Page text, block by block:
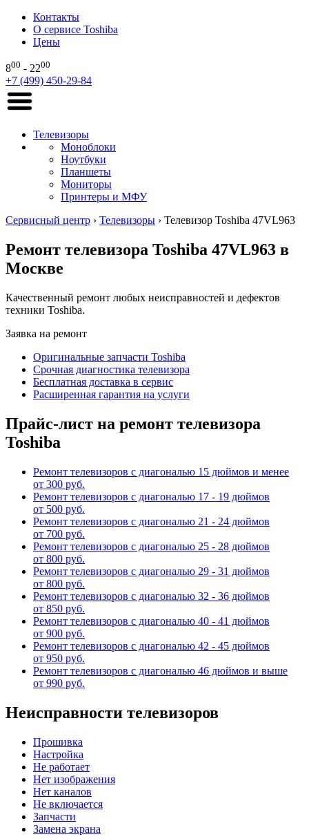
Контакты
О сервисе Toshiba
Цены
800 - 2200
+7 (499) 450-29-84
Телевизоры
Моноблоки
Ноутбуки
Планшеты
Мониторы
Принтеры и МФУ
Сервисный центр › Телевизоры › Телевизор Toshiba 47VL963
Ремонт телевизора Toshiba 47VL963 в
Москве
Качественный ремонт любых неисправностей и дефектов
техники Toshiba.
Заявка на ремонт
Оригинальные запчасти Toshiba
Срочная диагностика телевизора
Бесплатная доставка в сервис
Расширенная гарантия на услуги
Прайс-лист на ремонт телевизора
Toshiba
Ремонт телевизоров с диагональю 15 дюймов и менее
от 300 руб.
Ремонт телевизоров с диагональю 17 - 19 дюймов
от 500 руб.
Ремонт телевизоров с диагональю 21 - 24 дюймов
от 700 руб.
Ремонт телевизоров с диагональю 25 - 28 дюймов
от 800 руб.
Ремонт телевизоров с диагональю 29 - 31 дюймов
от 800 руб.
Ремонт телевизоров с диагональю 32 - 36 дюймов
от 850 руб.
Ремонт телевизоров с диагональю 40 - 41 дюймов
от 900 руб.
Ремонт телевизоров с диагональю 42 - 45 дюймов
от 950 руб.
Ремонт телевизоров с диагональю 46 дюймов и выше
от 990 руб.
Неисправности телевизоров
Прошивка
Настройка
Не работает
Нет изображения
Нет каналов
Не включается
Запчасти
Замена экрана